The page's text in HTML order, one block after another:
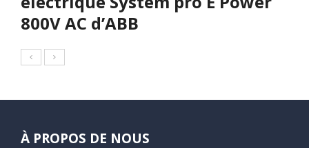
800V AC d’ABB
À PROPOS DE NOUS